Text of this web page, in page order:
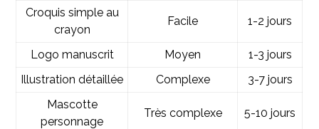
Croquis simple au
crayon
Facile 1-2 jours
Logo manuscrit Moyen
1-3 jours
Illustration détaillée
Complexe
3-7 jours
Mascotte
personnage
Très complexe 5-10 jours